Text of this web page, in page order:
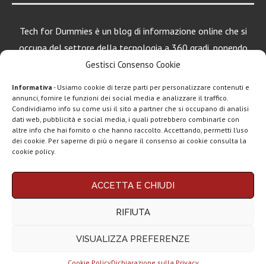
Gestisci Consenso Cookie
Informativa - Usiamo cookie di terze parti per personalizzare contenuti e
annunci, fornire le funzioni dei social media e analizzare il traffico.
Condividiamo info su come usi il sito a partner che si occupano di analisi
dati web, pubblicità e social media, i quali potrebbero combinarle con
altre info che hai fornito o che hanno raccolto. Accettando, permetti l’uso
dei cookie. Per saperne di più o negare il consenso ai cookie consulta la
cookie policy.
ACCETTA E CHIUDI
RIFIUTA
VISUALIZZA PREFERENZE
Tech for Dummies è un blog di informazione online che si
occupa del settore della tecnologia a 360 gradi, ponendo
una particolare attenzione al mondo Android, Apple e
Chi siamo Contatti Disclaimer Privacy policy
Questo blog non rappresenta una testata giornalistica in quanto viene aggiornato
Affiliazione Amazon EU, un programma che eroga ai siti una commissione
Tech4Dummies riceve un guadagno dagli acquisti idonei.
LEGGI ANCHE
Motorola rinnova
per intenditori...
NexPhone è il
smartphone con...